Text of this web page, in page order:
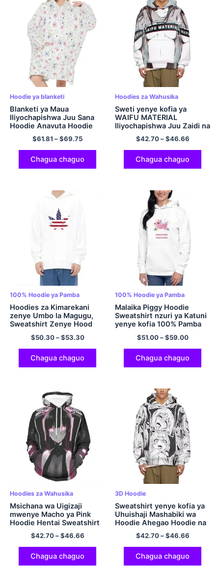
Hoodie ya blanketi
Blanketi ya Maua
Iliyochapishwa Juu Sana
Hoodie Anavuta Hoodie
Joto na Faraja
$61.81 –$69.75
Chagua chaguo
Hoodies za Wahusika
Sweti yenye kofia ya
WAIFU MATERIAL
Iliyochapishwa Juu Zaidi na
Mifuko ya Hentai Pullover
Hoodie
$42.70–$46.66
Chagua chaguo
100% Hoodie ya Pamba
Hoodies za Kimarekani
zenye Umbo la Magugu,
Sweatshirt Zenye Hood
Kubwa za EU.
$50.30–$53.30
Chagua chaguo
100% Hoodie ya Pamba
Malaika Piggy Hoodie
Sweatshirt nzuri ya Katuni
yenye kofia 100% Pamba
Multicolor
$51.00–$59.00
Chagua chaguo
Hoodies za Wahusika
Msichana wa Uigizaji
mwenye Macho ya Pink
Hoodie Hentai Sweatshirt
ya Kijapani ya Hoodie
Polyester Pullover Hoodie
$42.70–$46.66
Chagua chaguo
3D Hoodie
Sweatshirt yenye kofia ya
Uhuishaji Mashabiki wa
Hoodie Ahegao Hoodie na
Hoodie ya Mifuko ya
Polyester Pullover
$42.70–$46.66
Chagua chaguo